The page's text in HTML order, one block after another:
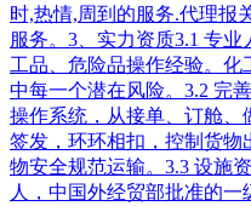
时,热情,周到的服务.代理报
服务。3、实力资质3.1 专
工品、危险品操作经验。
中每一个潜在风险。3.2 完
操作系统，从接单、订舱
签发，环环相扣，控制货物
物安全规范运输。3.3 设施
人，中国外经贸部批准的一